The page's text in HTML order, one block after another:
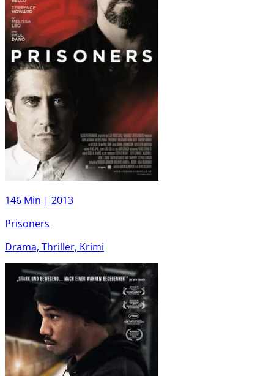
146 Min | 2013
Prisoners
Drama, Thriller, Krimi